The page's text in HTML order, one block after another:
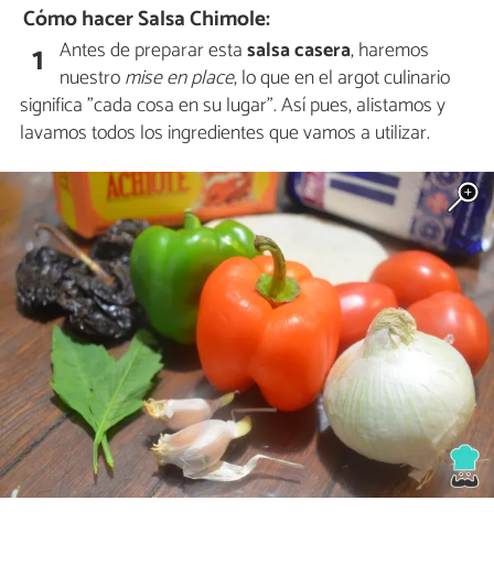
Cómo hacer Salsa Chimole:
1 Antes de preparar estasalsa casera, haremos
nuestromise en place, lo que en el argot culinario
significa "cada cosa en su lugar". Así pues, alistamos y
lavamos todos los ingredientes que vamos a utilizar.